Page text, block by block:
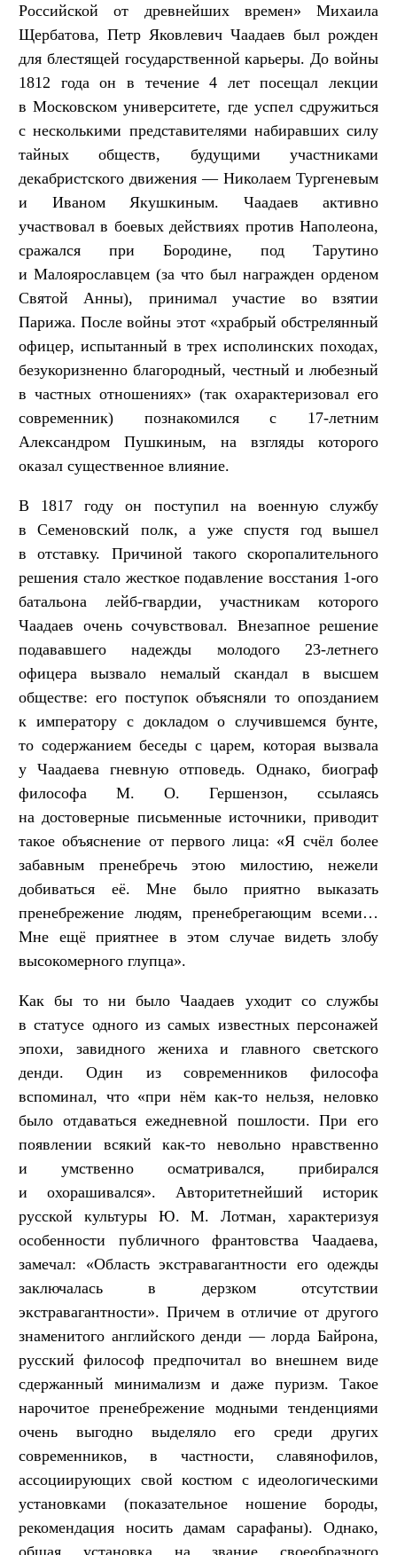
Российской от древнейших времен» Михаила
Щербатова, Петр Яковлевич Чаадаев был рожден
для блестящей государственной карьеры. До войны
1812 года он в течение 4 лет посещал лекции
в Московском университете, где успел сдружиться
с несколькими представителями набиравших силу
тайных обществ, будущими участниками
декабристского движения — Николаем Тургеневым
и Иваном Якушкиным. Чаадаев активно
участвовал в боевых действиях против Наполеона,
сражался при Бородине, под Тарутино
и Малоярославцем (за что был награжден орденом
Святой Анны), принимал участие во взятии
Парижа. После войны этот «храбрый обстрелянный
офицер, испытанный в трех исполинских походах,
безукоризненно благородный, честный и любезный
в частных отношениях» (так охарактеризовал его
современник) познакомился с 17-летним
Александром Пушкиным, на взгляды которого
оказал существенное влияние.
В 1817 году он поступил на военную службу
в Семеновский полк, а уже спустя год вышел
в отставку. Причиной такого скоропалительного
решения стало жесткое подавление восстания 1-ого
батальона лейб-гвардии, участникам которого
Чаадаев очень сочувствовал. Внезапное решение
подававшего надежды молодого 23-летнего
офицера вызвало немалый скандал в высшем
обществе: его поступок объясняли то опозданием
к императору с докладом о случившемся бунте,
то содержанием беседы с царем, которая вызвала
у Чаадаева гневную отповедь. Однако, биограф
философа М. О. Гершензон, ссылаясь
на достоверные письменные источники, приводит
такое объяснение от первого лица: «Я счёл более
забавным пренебречь этою милостию, нежели
добиваться её. Мне было приятно выказать
пренебрежение людям, пренебрегающим всеми…
Мне ещё приятнее в этом случае видеть злобу
высокомерного глупца».
Как бы то ни было Чаадаев уходит со службы
в статусе одного из самых известных персонажей
эпохи, завидного жениха и главного светского
денди. Один из современников философа
вспоминал, что «при нём как-то нельзя, неловко
было отдаваться ежедневной пошлости. При его
появлении всякий как-то невольно нравственно
и умственно осматривался, прибирался
и охорашивался». Авторитетнейший историк
русской культуры Ю. М. Лотман, характеризуя
особенности публичного франтовства Чаадаева,
замечал: «Область экстравагантности его одежды
заключалась в дерзком отсутствии
экстравагантности». Причем в отличие от другого
знаменитого английского денди — лорда Байрона,
русский философ предпочитал во внешнем виде
сдержанный минимализм и даже пуризм. Такое
нарочитое пренебрежение модными тенденциями
очень выгодно выделяло его среди других
современников, в частности, славянофилов,
ассоциирующих свой костюм с идеологическими
установками (показательное ношение бороды,
рекомендация носить дамам сарафаны). Однако,
общая установка на звание своеобразного